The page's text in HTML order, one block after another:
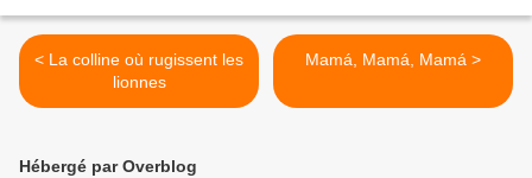
< La colline où rugissent les
lionnes
Mamá, Mamá, Mamá >
Hébergé par Overblog